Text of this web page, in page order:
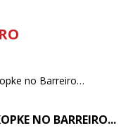
NO BARREIRO...